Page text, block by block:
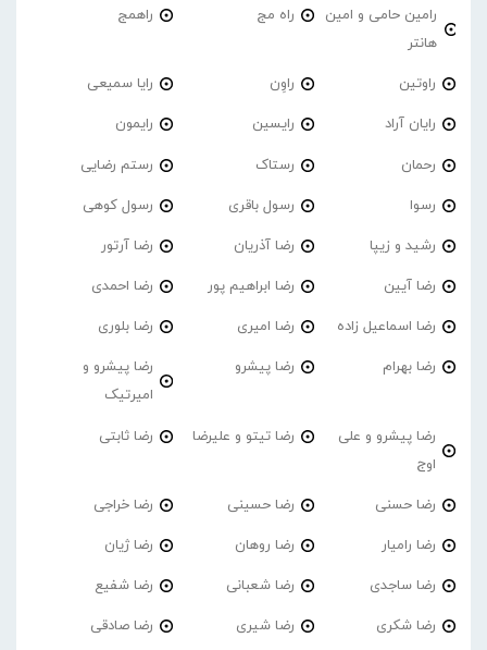
رامین حامی و امین
هانتر
راه مج راهمج
راوتین راوِن رایا سمیعی
رایان آراد رایسین رایمون
رحمان رستاک رستم رضایی
رسوا رسول باقری رسول کوهی
رشید و زیپا رضا آذریان رضا آرتور
رضا آیین رضا ابراهیم پور رضا احمدی
رضا اسماعیل زاده رضا امیری رضا بلوری
رضا بهرام رضا پیشرو
رضا پیشرو و
امیرتیک
رضا پیشرو و علی
اوج
رضا تیتو و علیرضا رضا ثابتی
رضا حسنی رضا حسینی رضا خراجی
رضا رامیار رضا روهان رضا ژیان
رضا ساجدی رضا شعبانی رضا شفیع
رضا شکری رضا شیری رضا صادقی